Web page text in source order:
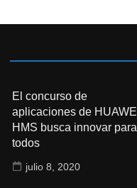
El concurso de
aplicaciones de HUAWEI
HMS busca innovar para
todos
julio 8, 2020